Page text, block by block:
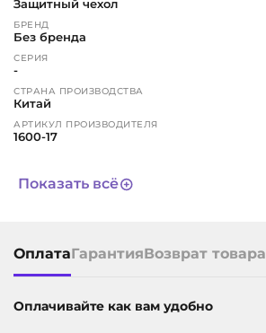
Защитный чехол
БРЕНД
Без бренда
СЕРИЯ
-
СТРАНА ПРОИЗВОДСТВА
Китай
АРТИКУЛ ПРОИЗВОДИТЕЛЯ
1600-17
СРОК СЛУЖБЫ
Показать всё
ОплатаГарантияВозврат товара
Оплачивайте как вам удобно